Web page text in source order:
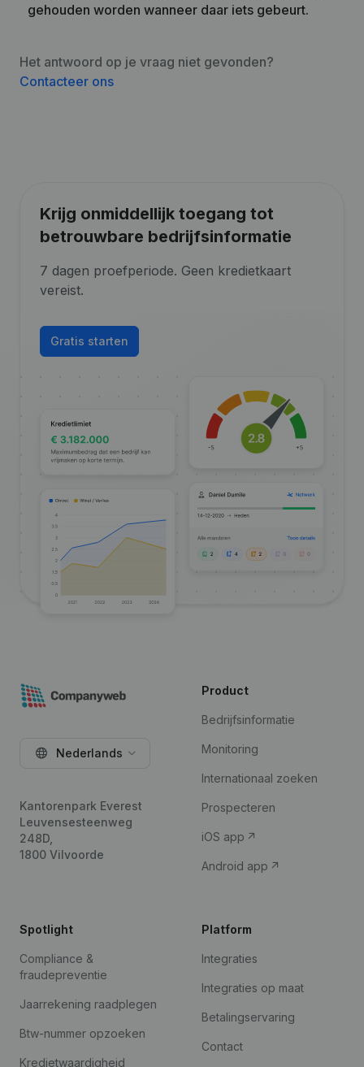
gehouden worden wanneer daar iets gebeurt.
Het antwoord op je vraag niet gevonden?
Contacteer ons
Krijg onmiddellijk toegang tot
betrouwbare bedrijfsinformatie
7 dagen proefperiode. Geen kredietkaart
vereist.
Gratis starten
Nederlands
Kantorenpark Everest
Leuvensesteenweg
248D,
1800 Vilvoorde
Product
Bedrijfsinformatie
Monitoring
Internationaal zoeken
Prospecteren
iOS app
Android app
Spotlight
Compliance &
fraudepreventie
Jaarrekening raadplegen
Btw-nummer opzoeken
Kredietwaardigheid
Platform
Integraties
Integraties op maat
Betalingservaring
Contact